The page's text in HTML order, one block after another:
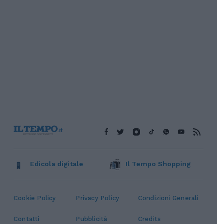
Cookie Policy Privacy Policy Condizioni Generali
Contatti Pubblicità Credits
Edicola digitale Il Tempo Shopping